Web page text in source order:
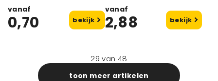
vanaf
0,70 bekijk
vanaf
2,88 bekijk
29 van 48
toon meer artikelen